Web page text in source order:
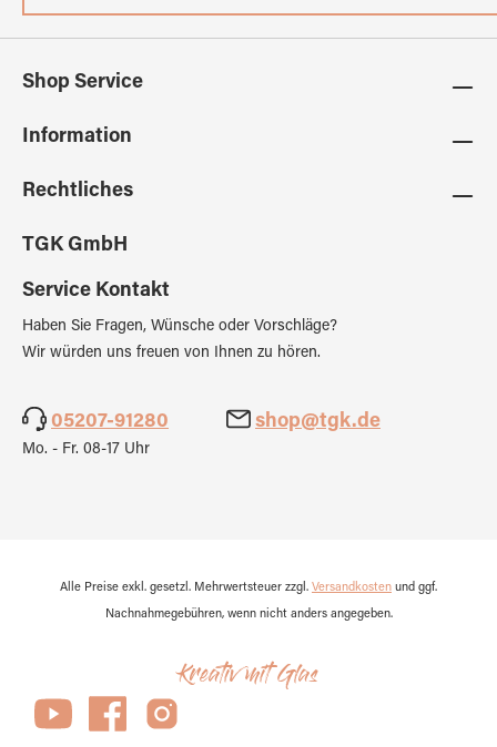
Shop Service
Information
Rechtliches
TGK GmbH
Service Kontakt
Haben Sie Fragen, Wünsche oder Vorschläge?
Wir würden uns freuen von Ihnen zu hören.
05207-91280 shop@tgk.de
Mo. - Fr. 08-17 Uhr
Alle Preise exkl. gesetzl. Mehrwertsteuer zzgl. Versandkosten und ggf.
Nachnahmegebühren, wenn nicht anders angegeben.
Kreativ mit Glas